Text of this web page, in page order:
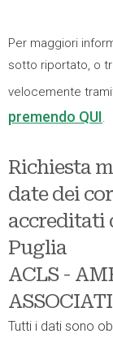
Per maggiori
sotto riportato, o
velocemente
premendo QUI.
Richiesta
date dei
accreditati
Puglia
ACLS -
Tutti i dati sono